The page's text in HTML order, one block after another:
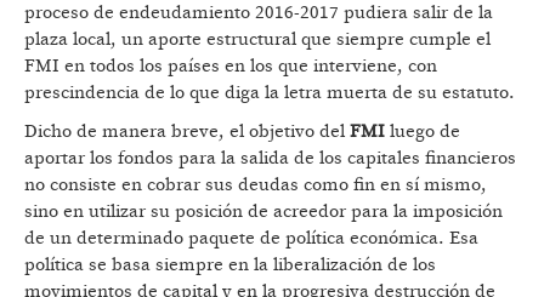
proceso de endeudamiento 2016-2017 pudiera salir de la
plaza local, un aporte estructural que siempre cumple el
FMI en todos los países en los que interviene, con
prescindencia de lo que diga la letra muerta de su estatuto.
Dicho de manera breve, el objetivo del FMI luego de
aportar los fondos para la salida de los capitales financieros
no consiste en cobrar sus deudas como fin en sí mismo,
sino en utilizar su posición de acreedor para la imposición
de un determinado paquete de política económica. Esa
política se basa siempre en la liberalización de los
movimientos de capital y en la progresiva destrucción de